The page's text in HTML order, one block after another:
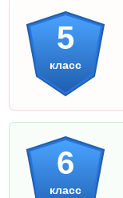
5
класс
6
класс